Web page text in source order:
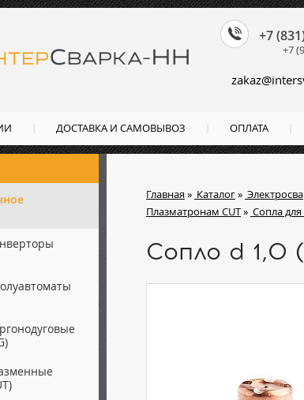
Главная» Каталог»
Плазматронам CUT» Сопла для
Сопло d 1,0
zakaz@
+7
+7
ДОСТАВКА И САМОВЫВОЗ ОПЛАТА